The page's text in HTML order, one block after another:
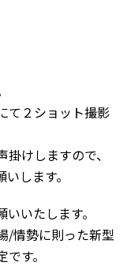
て２ショット撮影
けしますので、
します。
いたします。
/情勢に則った新型
す。